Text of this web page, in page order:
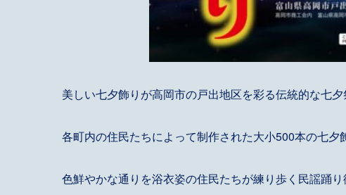
美しい七夕飾りが高岡市の戸出地区を彩る伝統的な七夕
各町内の住民たちによって制作された大小500本の七夕
色鮮やかな通りを浴衣姿の住民たちが練り歩く民謡踊